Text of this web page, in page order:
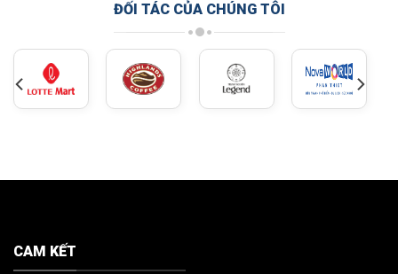
ĐỐI TÁC CỦA CHÚNG TÔI
CAM KẾT